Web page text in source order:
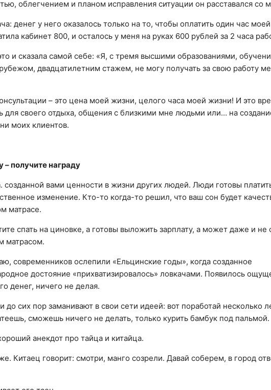
облегчением и планом исправления ситуации он расставался со
денег у него оказалось только на то, чтобы оплатить один час
кабинет 800, и осталось у меня на руках 600 рублей за 2 часа
и сказала самой себе: «Я, с тремя высшими образованиями,
двадцатилетним стажем, не могу получать за свою работу
– это цена моей жизни, целого часа моей жизни! И это
для своего отдыха, общения с близкими мне людьми или… на
моих клиентов.
– получите награду
созданной вами ценности в жизни других людей. Люди готовы
изменение. Кто-то когда-то решил, что ваш сон будет
матрасе.
спать на циновке, а готовы выложить зарплату, а может даже и не
матрасом.
современников ослепили «Ельцинские годы», когда созданное
достояние «прихватизировалось» ловкачами. Появилось
денег, ничего не делая.
до сих пор заманивают в свои сети идеей: вот поработай несколько
сможешь ничего не делать, только курить бамбук под пальмой.
анекдот про тайца и китайца.
Китаец говорит: смотри, манго созрели. Давай соберем, в город